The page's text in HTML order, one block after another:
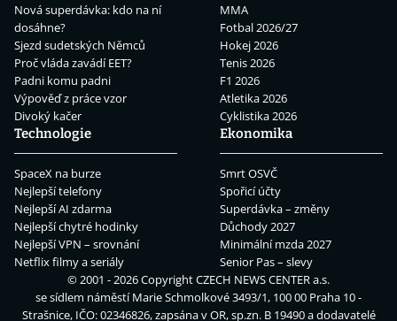
Nová superdávka: kdo na ní
dosáhne?
Sjezd sudetských Němců
Proč vláda zavádí EET?
Padni komu padni
Výpověď z práce vzor
Divoký kačer
MMA
Fotbal 2026/27
Hokej 2026
Tenis 2026
F1 2026
Atletika 2026
Cyklistika 2026
Technologie
SpaceX na burze
Nejlepší telefony
Nejlepší AI zdarma
Nejlepší chytré hodinky
Nejlepší VPN – srovnání
Netflix filmy a seriály
Ekonomika
Smrt OSVČ
Spořicí účty
Superdávka – změny
Důchody 2027
Minimální mzda 2027
Senior Pas – slevy
© 2001 - 2026 CopyrightCZECH NEWS CENTER a.s.
se sídlem náměstí Marie Schmolkové 3493/1, 100 00 Praha 10 -
Strašnice, IČO: 02346826, zapsána v OR, sp.zn. B 19490 a dodavatelé